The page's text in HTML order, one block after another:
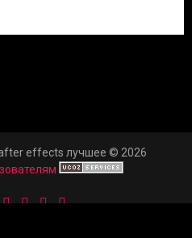
effects лучшее © 2026